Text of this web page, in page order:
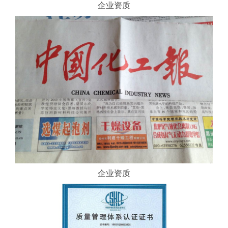
企业资质
企业资质